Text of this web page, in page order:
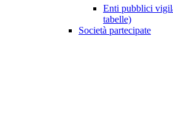
Enti pubblici
tabelle)
Società partecipate